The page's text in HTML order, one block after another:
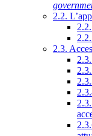
2.2.
2.3.